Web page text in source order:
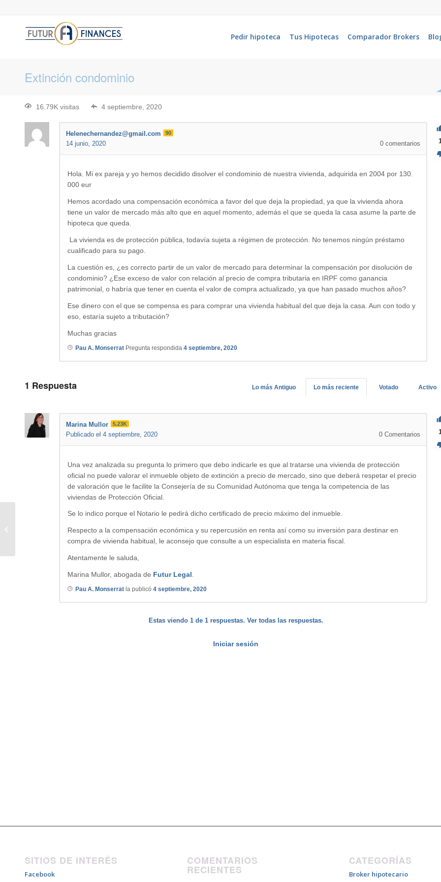
Pedir hipoteca Tus Hipotecas Comparador Brokers
Extinción condominio
16.79K visitas 4 septiembre, 2020
Helenechernandez@gmail.com 90
14 junio, 2020 0 comentarios
Hola. Mi ex pareja y yo hemos decidido disolver el condominio de nuestra vivienda, adquirida en 2004 por 130.
000 eur
Hemos acordado una compensación económica a favor del que deja la propiedad, ya que la vivienda ahora
tiene un valor de mercado más alto que en aquel momento, además el que se queda la casa asume la parte de
hipoteca que queda.
La vivienda es de protección pública, todavía sujeta a régimen de protección. No tenemos ningún préstamo
cualificado para su pago.
La cuestión es, ¿es correcto partir de un valor de mercado para determinar la compensación por disolución de
condominio? ¿Ese exceso de valor con relación al precio de compra tributaria en IRPF como ganancia
patrimonial, o habría que tener en cuenta el valor de compra actualizado, ya que han pasado muchos años?
Ese dinero con el que se compensa es para comprar una vivienda habitual del que deja la casa. Aun con todo y
eso, estaría sujeto a tributación?
Muchas gracias
Pau A. Monserrat Pregunta respondida 4 septiembre, 2020
1 Respuesta Activo
Votado
Lo más reciente
Lo más Antiguo
Marina Mullor 5.23K
Publicado el 4 septiembre, 2020 0 Comentarios
Una vez analizada su pregunta lo primero que debo indicarle es que al tratarse una vivienda de protección
oficial no puede valorar el inmueble objeto de extinción a precio de mercado, sino que deberá respetar el precio
de valoración que le facilite la Consejería de su Comunidad Autónoma que tenga la competencia de las
viviendas de Protección Oficial.
Se lo indico porque el Notario le pedirá dicho certificado de precio máximo del inmueble.
Respecto a la compensación económica y su repercusión en renta así como su inversión para destinar en
compra de vivienda habitual, le aconsejo que consulte a un especialista en materia fiscal.
Atentamente le saluda,
Marina Mullor, abogada de Futur Legal
Pau A. Monserrat la publicó 4 septiembre, 2020
Estas viendo 1 de 1 respuestas. Ver todas las respuestas.
Iniciar sesión
SITIOS DE INTERÉS
Facebook
COMENTARIOS
RECIENTES
CATEGORÍAS
Broker hipotecario